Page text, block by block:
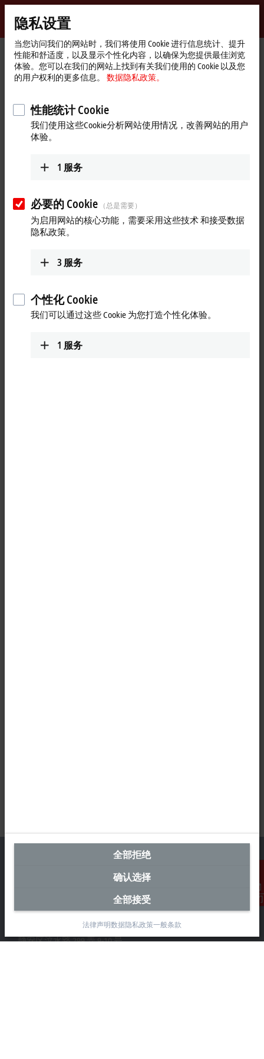
Beckhoff
-
自
动
化
技
术
Start
page
公司简介 最新资讯 教程：调试和配置授权加密狗
联系我们
Video
2024年8月19日
教程：调试和配置授权加密狗
教您如何调试和配置授权加密狗。
更多关于此视频的信息
Loading...
毕孚自动化设备贸易(上海)有限公司
市北智汇园4号楼
静安区汶水路 299 弄 9-10 号
隐私设置
当您访问我们的网站时，我们将使用 Cookie 进行信息统计、提升
性能和舒适度，以及显示个性化内容，以确保为您提供最佳浏览
体验。您可以在我们的网站上找到有关我们使用的 Cookie 以及您
的用户权利的更多信息。
数据隐私政策。
性能统计 Cookie
我们使用这些Cookie分析网站使用情况，改善网站的用户
体验。
1 服务
必要的 Cookie （总是需要）
为启用网站的核心功能，需要采用这些技术 和接受数据
隐私政策。
3 服务
个性化 Cookie
我们可以通过这些 Cookie 为您打造个性化体验。
1 服务
全部拒绝
确认选择
全部接受
法律声明数据隐私政策一般条款